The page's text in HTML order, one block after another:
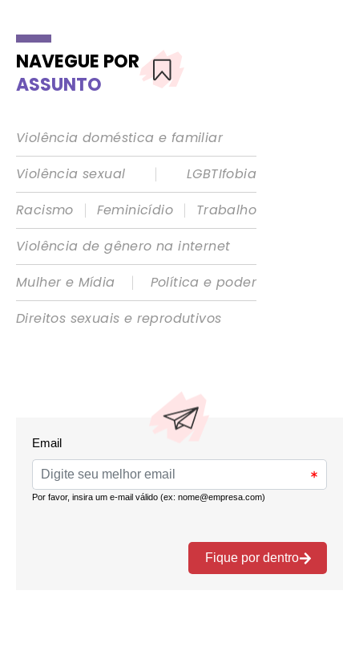
NAVEGUE POR
ASSUNTO
Violência doméstica e familiar
Violência sexual
|
LGBTIfobia
Racismo
| Feminicídio |
Trabalho
Violência de gênero na internet
Mulher e Mídia
|
Política e poder
Direitos sexuais e reprodutivos